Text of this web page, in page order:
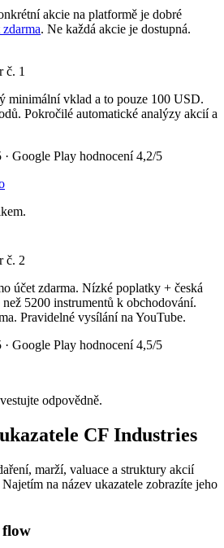
akcie na platformě je dobré
. Ne každá akcie je dostupná.
č. 1
minimální vklad a to pouze 100 USD.
Pokročilé automatické analýzy akcií a
Google Play hodnocení 4,2/5
č. 2
účet zdarma. Nízké poplatky + česká
5200 instrumentů k obchodování.
Pravidelné vysílání na YouTube.
Google Play hodnocení 4,5/5
odpovědně.
CF Industries
marží, valuace a struktury akcií
na název ukazatele zobrazíte jeho
flow